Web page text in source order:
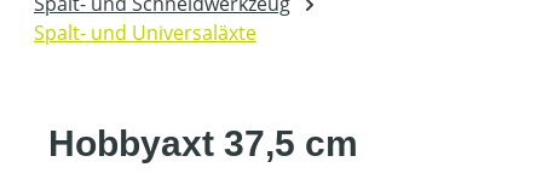
Spalt- und Universaläxte
Hobbyaxt 37,5 cm